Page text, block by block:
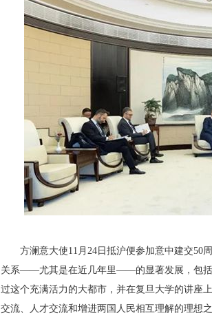
方澜意大使11月24日抵沪便参加意中建交50周
关系——尤其是在近几年里——的显著发展，包括
过这个充满活力的大都市，并在复旦大学的讲座
交流、人才交流和增进两国人民相互理解的理想